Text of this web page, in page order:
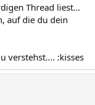
Thread liest...
auf die du dein
verstehst.... :kisses